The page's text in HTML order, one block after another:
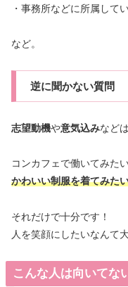
・事務所などに所属して
など。
逆に聞かない質問
志望動機や意気込みなど
コンカフェで働いてみた
かわいい制服を着てみた
それだけで十分です！
人を笑顔にしたいなんて
こんな人は向いてな